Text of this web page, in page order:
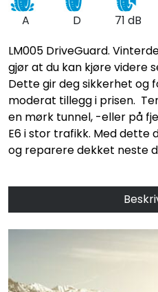
A D
71 dB
LM005 DriveGuard.
gjør at du kan kjøre videre
Dette gir deg sikkerhet og
moderat tillegg i prisen.
en mørk tunnel, -eller på
E6 i stor trafikk. Med dette
og reparere dekket neste